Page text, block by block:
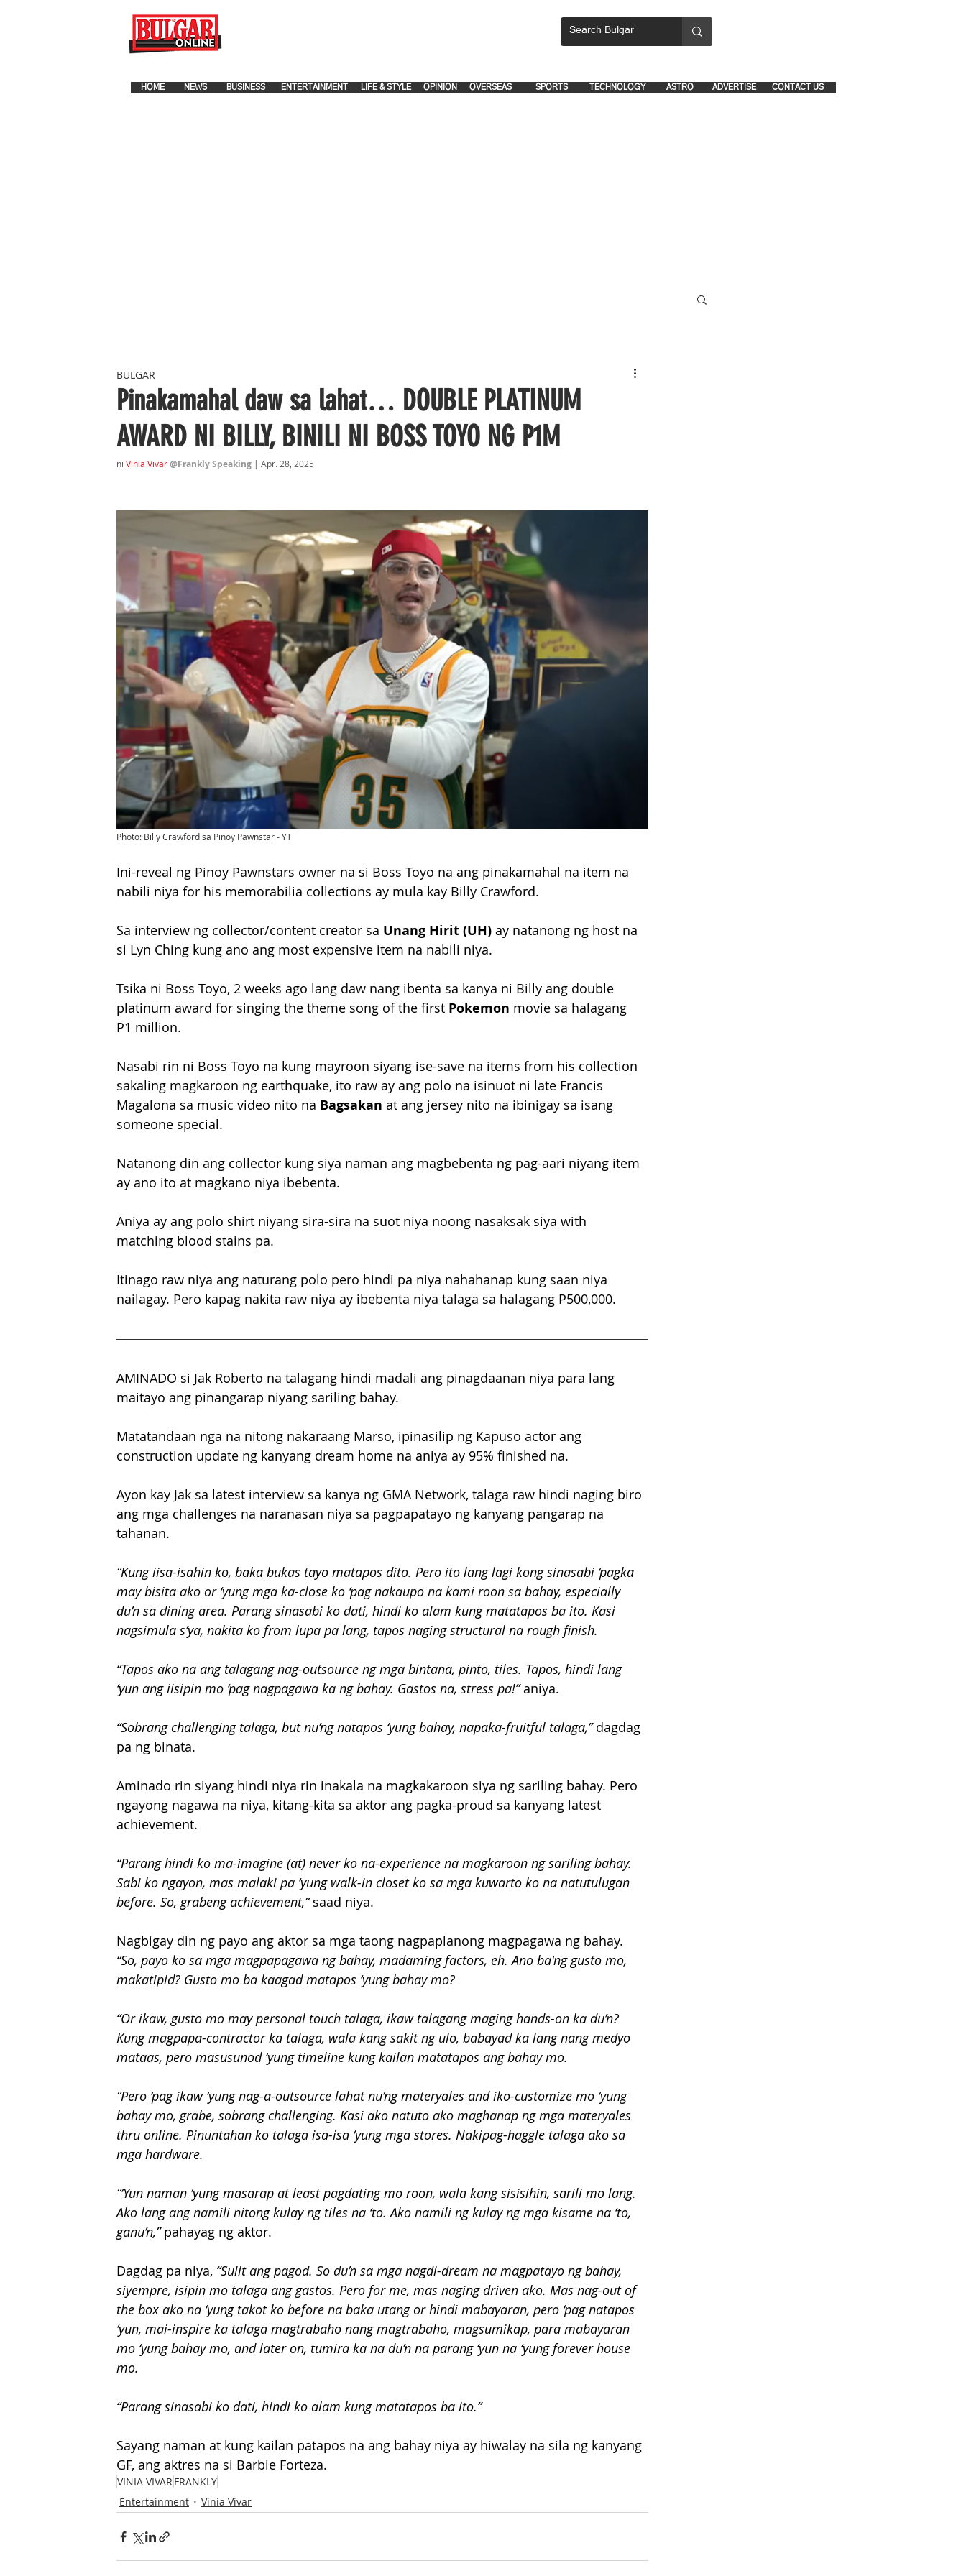
CONTACT US
ADVERTISE
ASTRO
TECHNOLOGY
SPORTS
OVERSEAS
OPINION
LIFE & STYLE
ENTERTAINMENT
NEWS
HOME BUSINESS . .
Pinakamahal daw sa lahat… DOUBLE PLATINUM
AWARD NI BILLY, BINILI NI BOSS TOYO NG P1M
BULGAR
ni Vinia Vivar@Frankly Speaking | Apr. 28, 2025
Photo: Billy Crawford sa Pinoy Pawnstar - YT
Ini-reveal ng Pinoy Pawnstars owner na si Boss Toyo na ang pinakamahal na item na
nabili niya for his memorabilia collections ay mula kay Billy Crawford.
Sa interview ng collector/content creator sa Unang Hirit (UH) ay natanong ng host na
si Lyn Ching kung ano ang most expensive item na nabili niya.
Tsika ni Boss Toyo, 2 weeks ago lang daw nang ibenta sa kanya ni Billy ang double
platinum award for singing the theme song of the first Pokemon movie sa halagang
P1 million.
Nasabi rin ni Boss Toyo na kung mayroon siyang ise-save na items from his collection
sakaling magkaroon ng earthquake, ito raw ay ang polo na isinuot ni late Francis
Magalona sa music video nito na Bagsakan at ang jersey nito na ibinigay sa isang
someone special.
Natanong din ang collector kung siya naman ang magbebenta ng pag-aari niyang item
ay ano ito at magkano niya ibebenta.
Aniya ay ang polo shirt niyang sira-sira na suot niya noong nasaksak siya with
matching blood stains pa.
Itinago raw niya ang naturang polo pero hindi pa niya nahahanap kung saan niya
nailagay. Pero kapag nakita raw niya ay ibebenta niya talaga sa halagang P500,000.
AMINADO si Jak Roberto na talagang hindi madali ang pinagdaanan niya para lang
maitayo ang pinangarap niyang sariling bahay.
Matatandaan nga na nitong nakaraang Marso, ipinasilip ng Kapuso actor ang
construction update ng kanyang dream home na aniya ay 95% finished na.
Ayon kay Jak sa latest interview sa kanya ng GMA Network, talaga raw hindi naging biro
ang mga challenges na naranasan niya sa pagpapatayo ng kanyang pangarap na
tahanan.
“Kung iisa-isahin ko, baka bukas tayo matapos dito. Pero ito lang lagi kong sinasabi ‘pagka
may bisita ako or ‘yung mga ka-close ko ‘pag nakaupo na kami roon sa bahay, especially
du’n sa dining area. Parang sinasabi ko dati, hindi ko alam kung matatapos ba ito. Kasi
nagsimula s’ya, nakita ko from lupa pa lang, tapos naging structural na rough finish.
“Tapos ako na ang talagang nag-outsource ng mga bintana, pinto, tiles. Tapos, hindi lang
‘yun ang iisipin mo ‘pag nagpagawa ka ng bahay. Gastos na, stress pa!” aniya.
“Sobrang challenging talaga, but nu’ng natapos ‘yung bahay, napaka-fruitful talaga,” dagdag
pa ng binata.
Aminado rin siyang hindi niya rin inakala na magkakaroon siya ng sariling bahay. Pero
ngayong nagawa na niya, kitang-kita sa aktor ang pagka-proud sa kanyang latest
achievement.
“Parang hindi ko ma-imagine (at) never ko na-experience na magkaroon ng sariling bahay.
Sabi ko ngayon, mas malaki pa ‘yung walk-in closet ko sa mga kuwarto ko na natutulugan
before. So, grabeng achievement,” saad niya.
Nagbigay din ng payo ang aktor sa mga taong nagpaplanong magpagawa ng bahay.
“So, payo ko sa mga magpapagawa ng bahay, madaming factors, eh. Ano ba'ng gusto mo,
makatipid? Gusto mo ba kaagad matapos ‘yung bahay mo?
“Or ikaw, gusto mo may personal touch talaga, ikaw talagang maging hands-on ka du’n?
Kung magpapa-contractor ka talaga, wala kang sakit ng ulo, babayad ka lang nang medyo
mataas, pero masusunod ‘yung timeline kung kailan matatapos ang bahay mo.
“Pero ‘pag ikaw ‘yung nag-a-outsource lahat nu’ng materyales and iko-customize mo ‘yung
bahay mo, grabe, sobrang challenging. Kasi ako natuto ako maghanap ng mga materyales
thru online. Pinuntahan ko talaga isa-isa ‘yung mga stores. Nakipag-haggle talaga ako sa
mga hardware.
“‘Yun naman ‘yung masarap at least pagdating mo roon, wala kang sisisihin, sarili mo lang.
Ako lang ang namili nitong kulay ng tiles na ‘to. Ako namili ng kulay ng mga kisame na ‘to,
ganu’n,” pahayag ng aktor.
Dagdag pa niya, “Sulit ang pagod. So du’n sa mga nagdi-dream na magpatayo ng bahay,
siyempre, isipin mo talaga ang gastos. Pero for me, mas naging driven ako. Mas nag-out of
the box ako na ‘yung takot ko before na baka utang or hindi mabayaran, pero ‘pag natapos
‘yun, mai-inspire ka talaga magtrabaho nang magtrabaho, magsumikap, para mabayaran
mo ‘yung bahay mo, and later on, tumira ka na du’n na parang ‘yun na ‘yung forever house
mo.
“Parang sinasabi ko dati, hindi ko alam kung matatapos ba ito.”
Sayang naman at kung kailan patapos na ang bahay niya ay hiwalay na sila ng kanyang
GF, ang aktres na si Barbie Forteza.
VINIA VIVARFRANKLY
Entertainment
Vinia Vivar